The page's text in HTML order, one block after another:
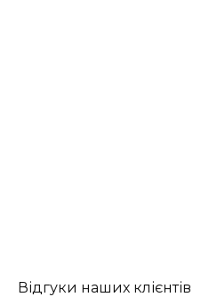
Відгуки наших клієнтів